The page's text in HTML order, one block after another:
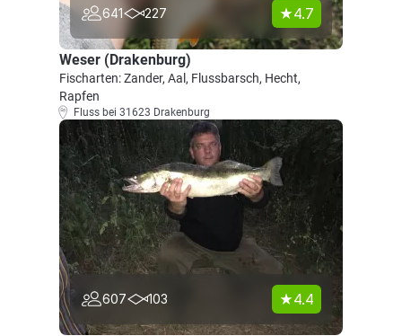
641 227 4.7
Weser (Drakenburg)
Fischarten: Zander, Aal, Flussbarsch, Hecht,
Rapfen
Fluss bei 31623 Drakenburg
607 103 4.4